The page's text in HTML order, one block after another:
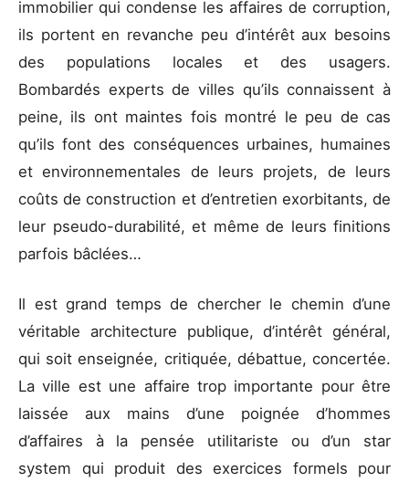
immobilier qui condense les affaires de corruption,
ils portent en revanche peu d’intérêt aux besoins
des populations locales et des usagers.
Bombardés experts de villes qu’ils connaissent à
peine, ils ont maintes fois montré le peu de cas
qu’ils font des conséquences urbaines, humaines
et environnementales de leurs projets, de leurs
coûts de construction et d’entretien exorbitants, de
leur pseudo-durabilité, et même de leurs finitions
parfois bâclées…
Il est grand temps de chercher le chemin d’une
véritable architecture publique, d’intérêt général,
qui soit enseignée, critiquée, débattue, concertée.
La ville est une affaire trop importante pour être
laissée aux mains d’une poignée d’hommes
d’affaires à la pensée utilitariste ou d’un star
system qui produit des exercices formels pour